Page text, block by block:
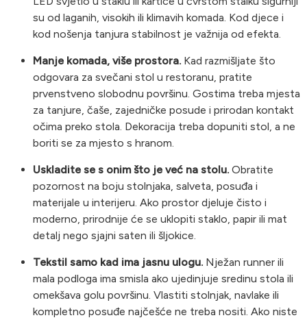
su od laganih, visokih ili klimavih komada. Kod djece i
kod nošenja tanjura stabilnost je važnija od efekta.
Manje komada, više prostora. Kad razmišljate što
odgovara za svečani stol u restoranu, pratite
prvenstveno slobodnu površinu. Gostima treba mjesta
za tanjure, čaše, zajedničke posude i prirodan kontakt
očima preko stola. Dekoracija treba dopuniti stol, a ne
boriti se za mjesto s hranom.
Uskladite se s onim što je već na stolu. Obratite
pozornost na boju stolnjaka, salveta, posuđa i
materijale u interijeru. Ako prostor djeluje čisto i
moderno, prirodnije će se uklopiti staklo, papir ili mat
detalj nego sjajni saten ili šljokice.
Tekstil samo kad ima jasnu ulogu. Nježan runner ili
mala podloga ima smisla ako ujedinjuje sredinu stola ili
omekšava golu površinu. Vlastiti stolnjak, navlake ili
kompletno posuđe najčešće ne treba nositi. Ako niste